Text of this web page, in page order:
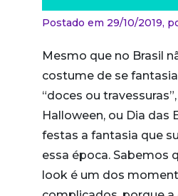
Postado em 29/10/2019,
Mesmo que no Brasil
costume de se
“doces ou
Halloween, ou Dia das
festas a fantasia que
essa época. Sabemos
look é um dos